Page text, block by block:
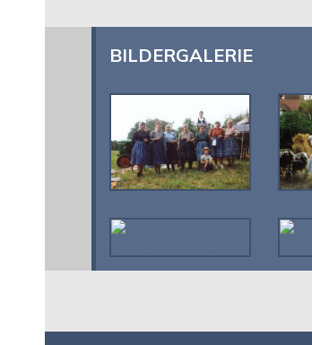
BILDERGALERIE